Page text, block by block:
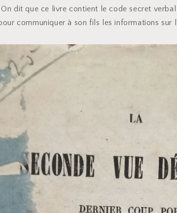
On dit que ce livre contient le code secret
communiquer à son fils les informations sur